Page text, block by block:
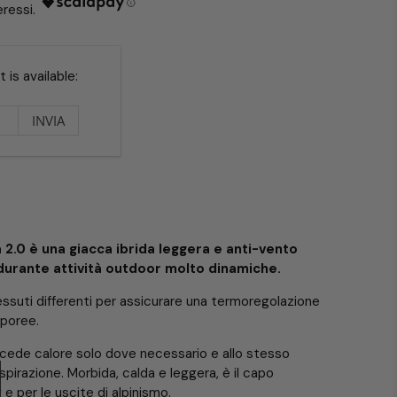
is available:
è una giacca ibrida leggera e anti-vento
attività outdoor molto dinamiche.
differenti per assicurare una termoregolazione
calore solo dove necessario e allo stesso
Morbida, calda e leggera, è il capo
e per le uscite di alpinismo.